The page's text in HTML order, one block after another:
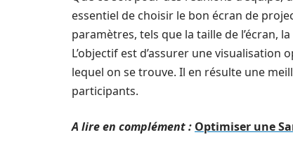
essentiel de choisir le bon écran de
paramètres, tels que la taille de l’écran,
L’objectif est d’assurer une
lequel on se trouve. Il en résulte une
participants.
A lire en complément : Optimiser une